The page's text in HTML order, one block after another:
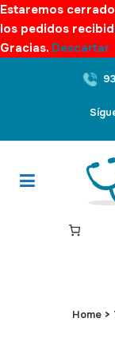
Estaremos
los pedidos
Gracias. Descartar
Home >